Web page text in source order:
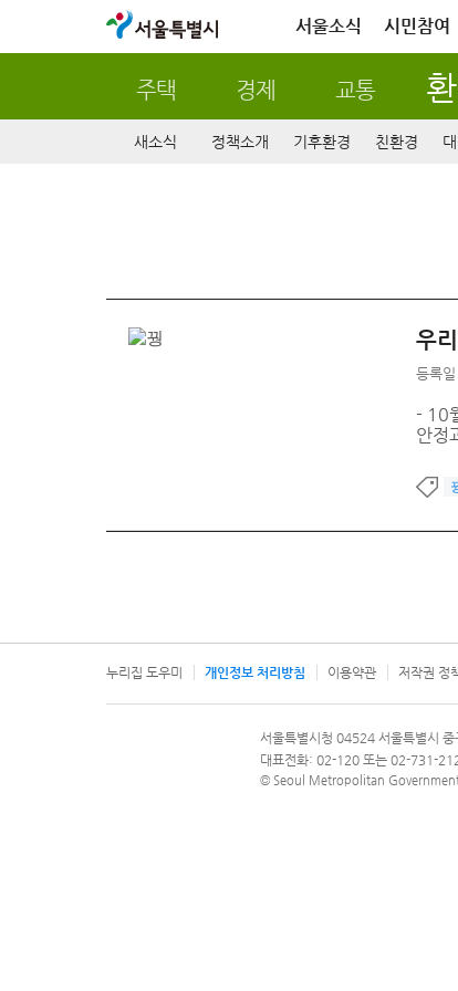
서울특별시 서울소식 시민참여
주택 경제 교통
새소식 정책소개 기후환경 친환경 대
우
등록
- 10
안정
누리집 도우미 개인정보 처리방침 이용약관 저작권 정
문의 전화번호 120, 120 다산콜재단
서울특별시청 04524 서울특별시
대표전화: 02-120 또는 02-731-
© Seoul Metropolitan